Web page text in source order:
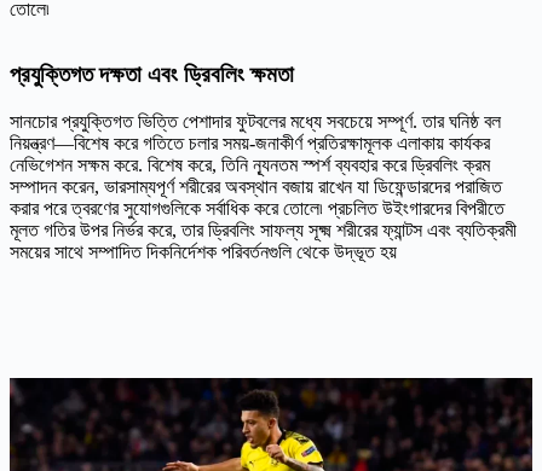
তোলে৷
প্রযুক্তিগত দক্ষতা এবং ড্রিবলিং ক্ষমতা
সানচোর প্রযুক্তিগত ভিত্তি পেশাদার ফুটবলের মধ্যে সবচেয়ে সম্পূর্ণ. তার ঘনিষ্ঠ বল
নিয়ন্ত্রণ—বিশেষ করে গতিতে চলার সময়-জনাকীর্ণ প্রতিরক্ষামূলক এলাকায় কার্যকর
নেভিগেশন সক্ষম করে. বিশেষ করে, তিনি ন্যূনতম স্পর্শ ব্যবহার করে ড্রিবলিং ক্রম
সম্পাদন করেন, ভারসাম্যপূর্ণ শরীরের অবস্থান বজায় রাখেন যা ডিফেন্ডারদের পরাজিত
করার পরে ত্বরণের সুযোগগুলিকে সর্বাধিক করে তোলে৷ প্রচলিত উইংগারদের বিপরীতে
মূলত গতির উপর নির্ভর করে, তার ড্রিবলিং সাফল্য সূক্ষ্ম শরীরের ফ্যান্টস এবং ব্যতিক্রমী
সময়ের সাথে সম্পাদিত দিকনির্দেশক পরিবর্তনগুলি থেকে উদ্ভূত হয়